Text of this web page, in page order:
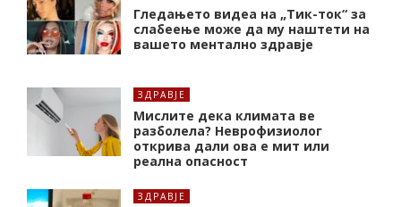
Гледањето видеа на „Тик-ток“ за
слабеење може да му наштети на
вашето ментално здравје
ЗДРАВЈЕ
Мислите дека климата ве
разболела? Неврофизиолог
открива дали ова е мит или
реална опасност
ЗДРАВЈЕ